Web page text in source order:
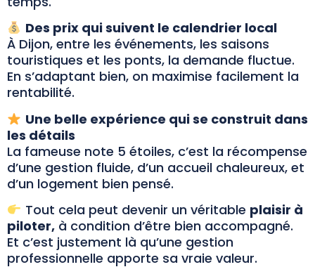
Des prix qui suivent le calendrier local
À Dijon, entre les événements, les saisons
touristiques et les ponts, la demande fluctue.
En s’adaptant bien, on maximise facilement la
rentabilité.
Une belle expérience qui se construit dans
les détails
La fameuse note 5 étoiles, c’est la récompense
d’une gestion fluide, d’un accueil chaleureux, et
d’un logement bien pensé.
Tout cela peut devenir un véritable plaisir à
piloter, à condition d’être bien accompagné.
Et c’est justement là qu’une gestion
professionnelle apporte sa vraie valeur.